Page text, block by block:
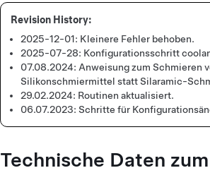
2025-12-01: Kleinere Fehler behoben.
2025-07-28: Konfigurationsschritt
07.08.2024: Anweisung zum Schmieren
Silikonschmiermittel statt Silaramic-
29.02.2024: Routinen aktualisiert.
06.07.2023: Schritte für
Technische Daten